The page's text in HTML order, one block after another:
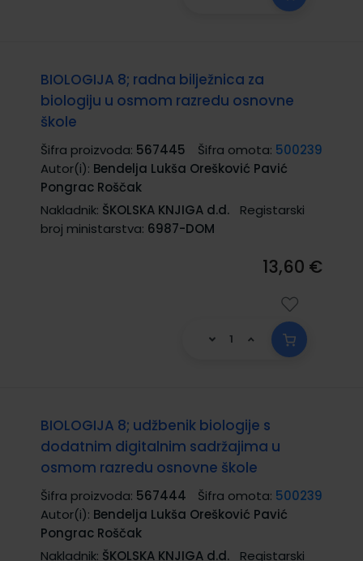
BIOLOGIJA 8; radna bilježnica za
biologiju u osmom razredu osnovne
škole
Šifra proizvoda: 567445 Šifra omota: 500239
Autor(i): Bendelja Lukša Orešković Pavić
Pongrac Roščak
Nakladnik: ŠKOLSKA KNJIGA d.d.
Registarski
broj ministarstva: 6987-DOM
13,60 €
BIOLOGIJA 8; udžbenik biologije s
dodatnim digitalnim sadržajima u
osmom razredu osnovne škole
Šifra proizvoda: 567444 Šifra omota: 500239
Autor(i): Bendelja Lukša Orešković Pavić
Pongrac Roščak
Nakladnik: ŠKOLSKA KNJIGA d.d.
Registarski